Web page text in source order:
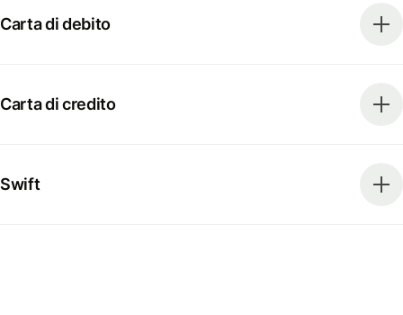
Carta di debito
Carta di credito
Swift